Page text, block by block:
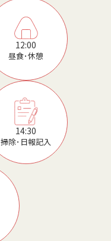
12:00
昼食･休憩
14:30
掃除･日報記入